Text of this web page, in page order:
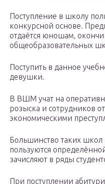
Поступление в школу
конкурсной основе.
отдаётся юношам,
общеобразовательных
Поступить в данное
девушки.
В ВШМ учат на
розыска и сотрудников
экономическими
Большинство таких
пользуются
зачисляют в ряды
При поступлении